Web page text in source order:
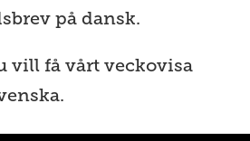
på dansk.
vill få vårt veckovisa